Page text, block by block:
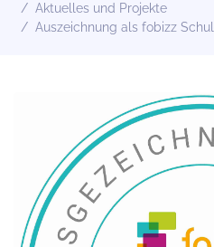
Aktuelles und Projekte
Auszeichnung als fobizz